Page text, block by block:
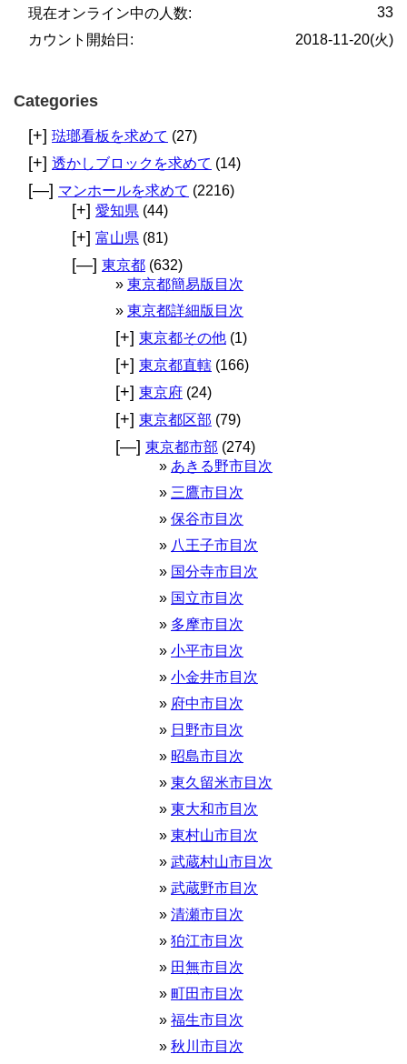
33
現在オンライン中の人数:
2018-11-20(火)
カウント開始日:
Categories
[+] 琺瑯看板を求めて (27)
[+] 透かしブロックを求めて (14)
[—] マンホールを求めて (2216)
[+] 愛知県 (44)
[+] 富山県 (81)
[—] 東京都 (632)
東京都簡易版目次
東京都詳細版目次
[+] 東京都その他 (1)
[+] 東京都直轄 (166)
[+] 東京府 (24)
[+] 東京都区部 (79)
[—] 東京都市部 (274)
あきる野市目次
三鷹市目次
保谷市目次
八王子市目次
国分寺市目次
国立市目次
多摩市目次
小平市目次
小金井市目次
府中市目次
日野市目次
昭島市目次
東久留米市目次
東大和市目次
東村山市目次
武蔵村山市目次
武蔵野市目次
清瀬市目次
狛江市目次
田無市目次
町田市目次
福生市目次
秋川市目次